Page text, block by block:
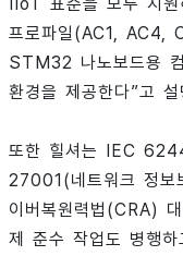
프로파일(AC1, AC4,
STM32 나노보드용
환경을 제공한다”고 설
또한 힐셔는 IEC
27001(네트워크 정보
이버복원력법(CRA)
제 준수 작업도 병행하